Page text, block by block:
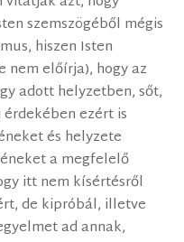
szemszögéből mégis
hiszen Isten
nem előírja), hogy az
adott helyzetben, sőt,
ezért is
és helyzete
a megfelelő
itt nem kísértésről
de kipróbál, illetve
ad annak,